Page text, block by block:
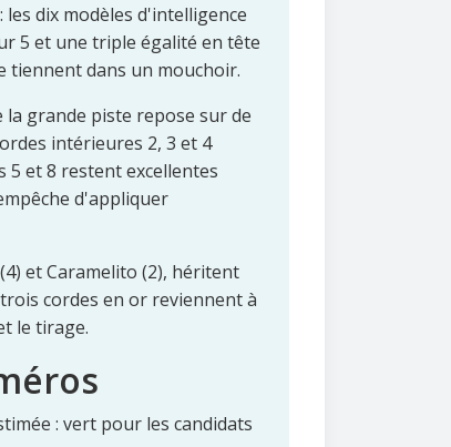
dix modèles d'intelligence
5 et une triple égalité en tête
tiennent dans un mouchoir.
grande piste repose sur de
intérieures 2, 3 et 4
5 et 8 restent excellentes
d'appliquer
et Caramelito (2), héritent
cordes en or reviennent à
le tirage.
: vert pour les candidats